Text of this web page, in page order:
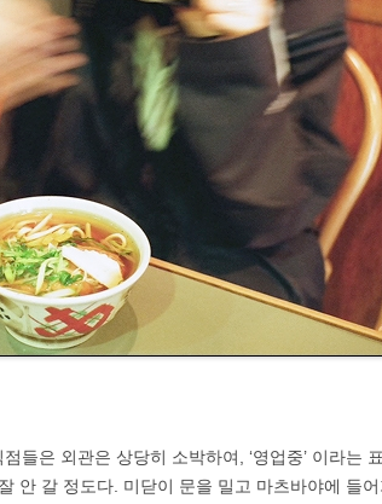
들은 외관은 상당히 소박하여, ‘영업중’ 이라는
안 갈 정도다. 미닫이 문을 밀고 마츠바야에 들